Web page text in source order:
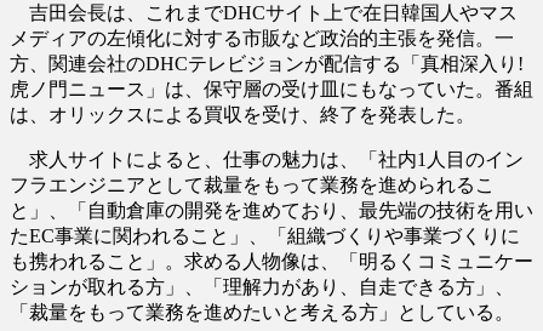
吉田会長は、これまでDHCサイト上で在日韓国人やマス
メディアの左傾化に対する市販など政治的主張を発信。一
方、関連会社のDHCテレビジョンが配信する「真相深入り!
虎ノ門ニュース」は、保守層の受け皿にもなっていた。番組
は、オリックスによる買収を受け、終了を発表した。
求人サイトによると、仕事の魅力は、「社内1人目のイン
フラエンジニアとして裁量をもって業務を進められるこ
と」、「自動倉庫の開発を進めており、最先端の技術を用い
たEC事業に関われること」、「組織づくりや事業づくりに
も携われること」。求める人物像は、「明るくコミュニケー
ションが取れる方」、「理解力があり、自走できる方」、
「裁量をもって業務を進めたいと考える方」としている。